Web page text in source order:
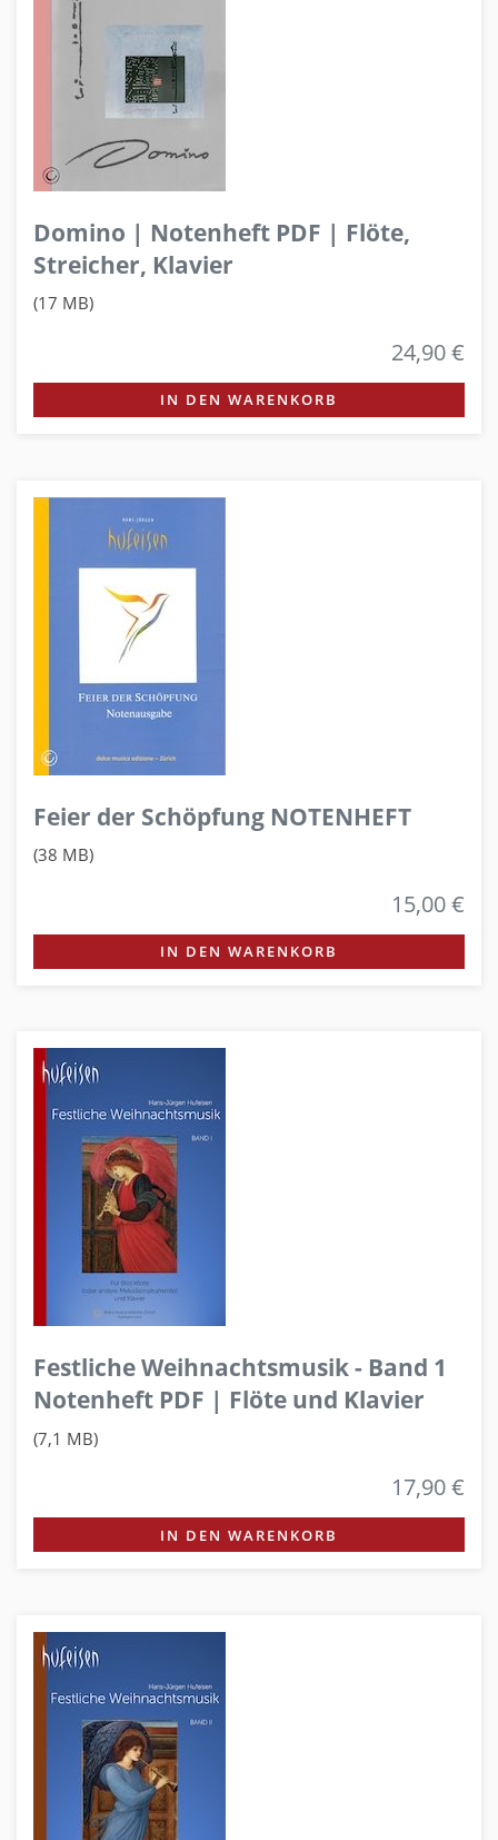
Domino | Notenheft PDF | Flöte,
Streicher, Klavier
(17 MB)
24,90 €
IN DEN WARENKORB
Feier der Schöpfung NOTENHEFT
(38 MB)
15,00 €
IN DEN WARENKORB
Festliche Weihnachtsmusik - Band 1
Notenheft PDF | Flöte und Klavier
(7,1 MB)
17,90 €
IN DEN WARENKORB